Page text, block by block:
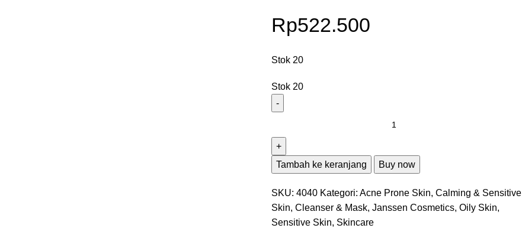
Rp522.500
Stok 20
Stok 20
Tambah ke keranjang Buy now
SKU: 4040 Kategori: Acne Prone Skin, Calming & Sensitive
Skin, Cleanser & Mask, Janssen Cosmetics, Oily Skin,
Sensitive Skin, Skincare